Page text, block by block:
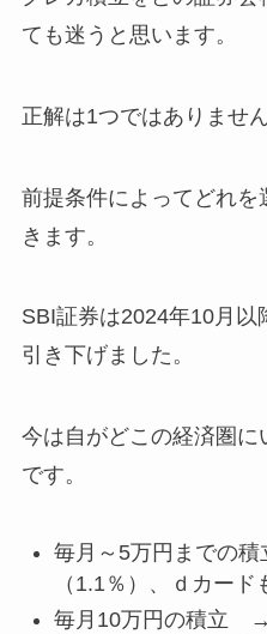
ても迷うと思います。
正解は1つではありません
前提条件によってどれを
きます。
SBI証券は2024年10月以
引き下げました。
今は自がどこの経済圏
です。
毎月～5万円までの
（1.1％）、ｄカード
毎月10万円の積立